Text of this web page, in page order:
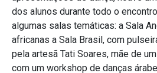
dos alunos durante todo o
algumas salas temáticas: a Sala
africanas a Sala Brasil, com
pela artesã Tati Soares, mãe de
com um workshop de danças